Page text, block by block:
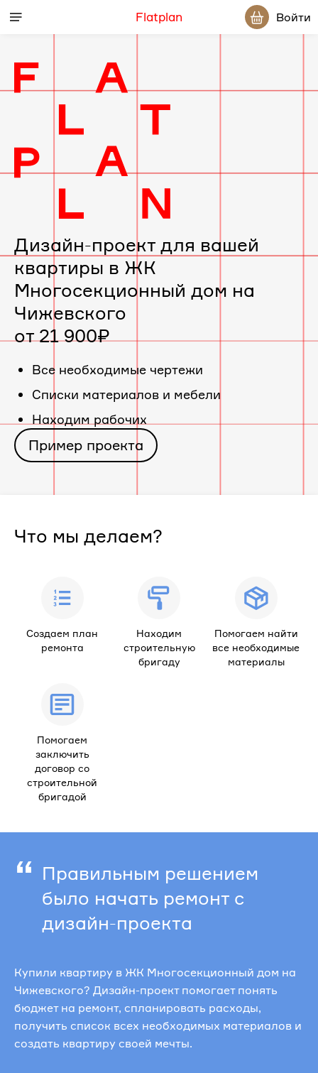
Flatplan Войти
Дизайн-
проект
интерьера
для
вашей
квартиры
в
«ЖК
Многосекционный
дом
на
Дизайн-проект для вашей
квартиры в ЖК
Многосекционный дом на
Чижевского
от 21 900₽
Все необходимые чертежи
Cписки материалов и мебели
Находим рабочих
Пример проекта
Что мы делаем?
Создаем план
ремонта
Находим
строительную
бригаду
Помогаем найти
все необходимые
материалы
Помогаем
заключить
договор со
строительной
бригадой
“ Правильным решением
было начать ремонт с
дизайн-проекта
Купили квартиру в ЖК Многосекционный дом на
Чижевского? Дизайн-проект помогает понять
бюджет на ремонт, спланировать расходы,
получить список всех необходимых материалов и
создать квартиру своей мечты.